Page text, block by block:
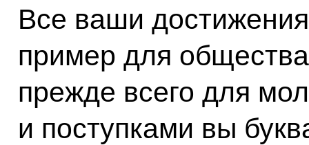
Все ваши
пример для
прежде всего для
и поступками вы